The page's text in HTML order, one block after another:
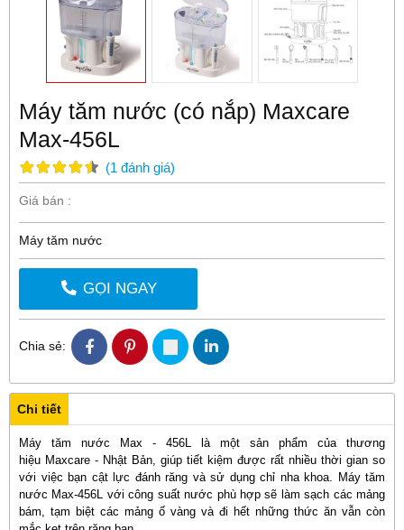
Máy tăm nước (có nắp) Maxcare
Max-456L
(1 đánh giá)
Giá bán :
Máy tăm nước
GỌI NGAY
Chia sẻ:
Chi tiết
Máy tăm nước Max - 456L là một sản phẩm của thương
hiệu Maxcare - Nhật Bản, giúp tiết kiệm được rất nhiều thời gian so
với việc bạn cật lực đánh răng và sử dụng chỉ nha khoa. Máy tăm
nước Max-456L với công suất nước phù hợp sẽ làm sạch các mảng
bám, tạm biệt các mảng ố vàng và đi hết những thức ăn vẫn còn